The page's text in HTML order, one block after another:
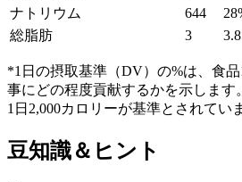
ナトリウム
644
総脂肪
3
*1日の摂取基準（DV）の%は、食
事にどの程度貢献するかを示します
1日2,000カロリーが基準とされてい
豆知識＆ヒント